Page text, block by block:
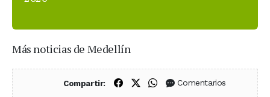
Más noticias de Medellín
Compartir: Compartir en Facebook
Compartir en X (Twitter)
Compartir en WhatsApp
Comentarios